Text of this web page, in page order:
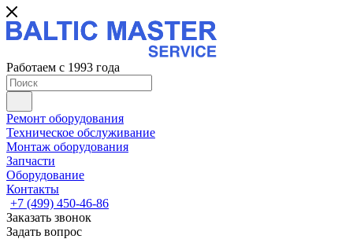
Работаем с 1993 года
Ремонт оборудования
Техническое обслуживание
Монтаж оборудования
Запчасти
Оборудование
Контакты
+7 (499) 450-46-86
Заказать звонок
Задать вопрос